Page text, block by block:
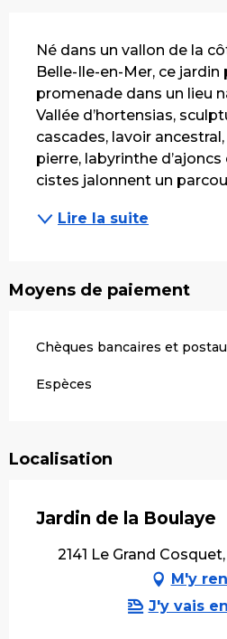
Né dans un vallon de la
Belle-Ile-en-Mer, ce
promenade dans un lieu
Vallée d’hortensias,
cascades, lavoir
pierre, labyrinthe
cistes jalonnent un
Lire la suite
Moyens de paiement
Chèques bancaires et
Espèces
Localisation
Jardin de la Boulaye
2141 Le Grand
M'y
J'y vais